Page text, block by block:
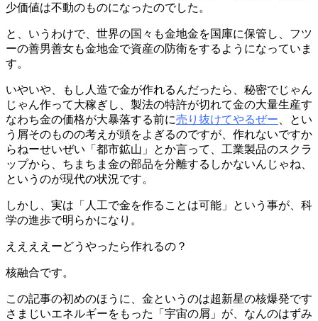
少価値は不動のものになったのでした。
と、いうわけで、世界の国々も金地金を国庫に保管し、フツ
ーの善男善女も金地金で資産の防衛をするようになっていま
す。
いやいや、もし人造で金が作れるんだったら、秘密でじゃん
じゃん作って大稼ぎし、製法の特許が切れて金の大量生産す
なわち金の価格が大暴落する前に売り抜けてやるぜー 、とい
う屑そのものの考えが頭をよぎるのですが、作れないですか
らねーせいぜい「都市鉱山」とか言って、工業製品のスクラ
ップから、ちまちま金の部品を分離するしかないんじゃね、
というのが現代の状況です。
しかし、実は「人工で金を作ることは可能」という事が、科
学の進歩で明らかになり。
ええええーどうやったら作れるの？
核融合です。
この記事の初めのほうに、金というのは超新星の核爆発です
さまじいエネルギーをもった「宇宙の屑」が、なんのはずみ